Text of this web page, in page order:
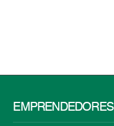
EMPRENDEDORES